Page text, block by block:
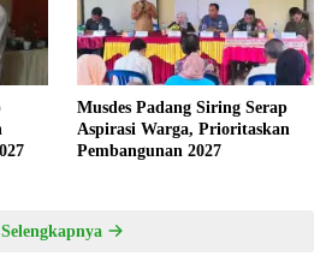
Musdes Padang Siring Serap
Aspirasi Warga, Prioritaskan
Pembangunan 2027
Selengkapnya